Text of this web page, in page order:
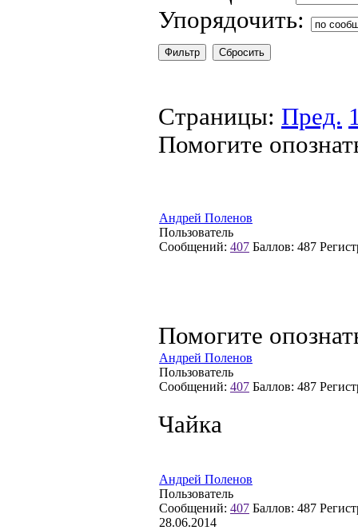
Упорядочить:
Страницы: Пред.
Помогите
Андрей Поленов
Пользователь
Сообщений: 407 Баллов: 487
Помогите
Андрей Поленов
Пользователь
Сообщений: 407 Баллов: 487
Чайка
Андрей Поленов
Пользователь
Сообщений: 407 Баллов: 487
28.06.2014